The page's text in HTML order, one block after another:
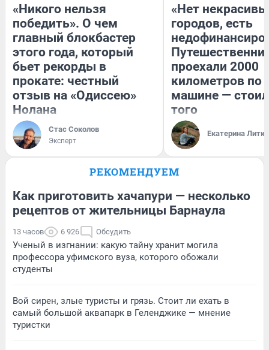
«Никого нельзя
победить». О чем
главный блокбастер
этого года, который
бьет рекорды в
прокате: честный
отзыв на «Одиссею»
Нолана
Стас Соколов
Эксперт
«Нет
городов, есть
проехали 2000
километров по
машине —
того
Екатерина
РЕКОМЕНДУЕМ
Как приготовить хачапури — несколько
рецептов от жительницы Барнаула
13 часов 6 926 Обсудить
Ученый в изгнании: какую тайну хранит могила
профессора уфимского вуза, которого обожали
студенты
Вой сирен, злые туристы и грязь. Стоит ли ехать в
самый большой аквапарк в Геленджике — мнение
туристки